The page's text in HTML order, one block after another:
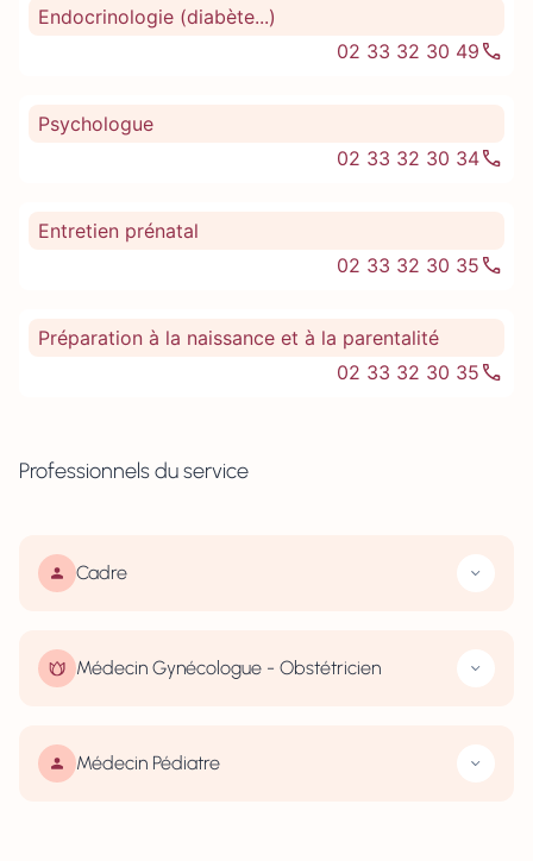
Endocrinologie (diabète...)
02 33 32 30 49
Psychologue
02 33 32 30 34
Entretien prénatal
02 33 32 30 35
Préparation à la naissance et à la parentalité
02 33 32 30 35
Professionnels du service
Cadre
Médecin Gynécologue - Obstétricien
Médecin Pédiatre